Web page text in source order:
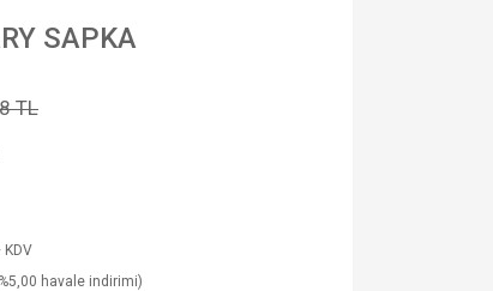
SAPKA
TL
KDV
havale indirimi)